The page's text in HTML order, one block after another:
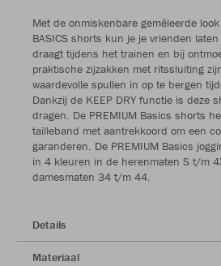
Met de onmiskenbare gemêleerde
BASICS shorts kun je je vrienden
draagt tijdens het trainen en bij
praktische zijzakken met ritssluiting
waardevolle spullen in op te bergen
Dankzij de KEEP DRY functie is deze
dragen. De PREMIUM Basics shorts
tailleband met aantrekkoord om een
garanderen. De PREMIUM Basics
in 4 kleuren in de herenmaten S t/m
damesmaten 34 t/m 44.
Details
Materiaal